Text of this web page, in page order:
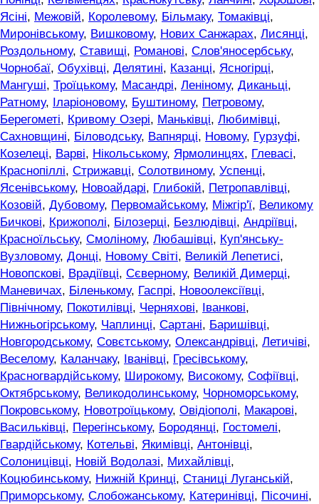
Ясіні, Межовій, Королевому, Більмаку, Томаківці,
Миронівському, Вишковому, Нових Санжарах, Лисянці,
Роздольному, Ставищі, Романові, Слов'яносербську,
Чорнобаї, Обухівці, Делятині, Казанці, Ясногірці,
Мангуші, Троїцькому, Масандрі, Леніному, Диканьці,
Ратному, Іларіоновому, Буштиному, Петровому,
Берегометі, Кривому Озері, Маньківці, Любимівці,
Сахновщині, Біловодську, Вапнярці, Новому, Гурзуфі,
Козелеці, Варві, Нікольському, Ярмолинцях, Глевасі,
Краснопіллі, Стрижавці, Солотвиному, Успенці,
Ясенівському, Новоайдарі, Глибокій, Петропавлівці,
Козовій, Дубовому, Первомайському, Міжгір'ї, Великому
Бичкові, Крижополі, Білозерці, Безлюдівці, Андріївці,
Красноїльську, Смоліному, Любашівці, Куп'янську-
Вузловому, Донці, Новому Світі, Великій Лепетисі,
Новопскові, Врадіївці, Сєверному, Великій Димерці,
Маневичах, Біленькому, Гаспрі, Новоолексіївці,
Північному, Покотилівці, Черняхові, Іванкові,
Нижньогірському, Чаплинці, Сартані, Баришівці,
Новгородському, Совєтському, Олександрівці, Летичіві,
Веселому, Каланчаку, Іванівці, Гресівському,
Красногвардійському, Широкому, Високому, Софіївці,
Октябрському, Великодолинському, Чорноморському,
Покровському, Новотроїцькому, Овідіополі, Макарові,
Васильківці, Перегінському, Бородянці, Гостомелі,
Гвардійському, Котельві, Якимівці, Антонівці,
Солоницівці, Новій Водолазі, Михайлівці,
Коцюбинському, Нижній Кринці, Станиці Луганській,
Приморському, Слобожанському, Катеринівці, Пісочині,